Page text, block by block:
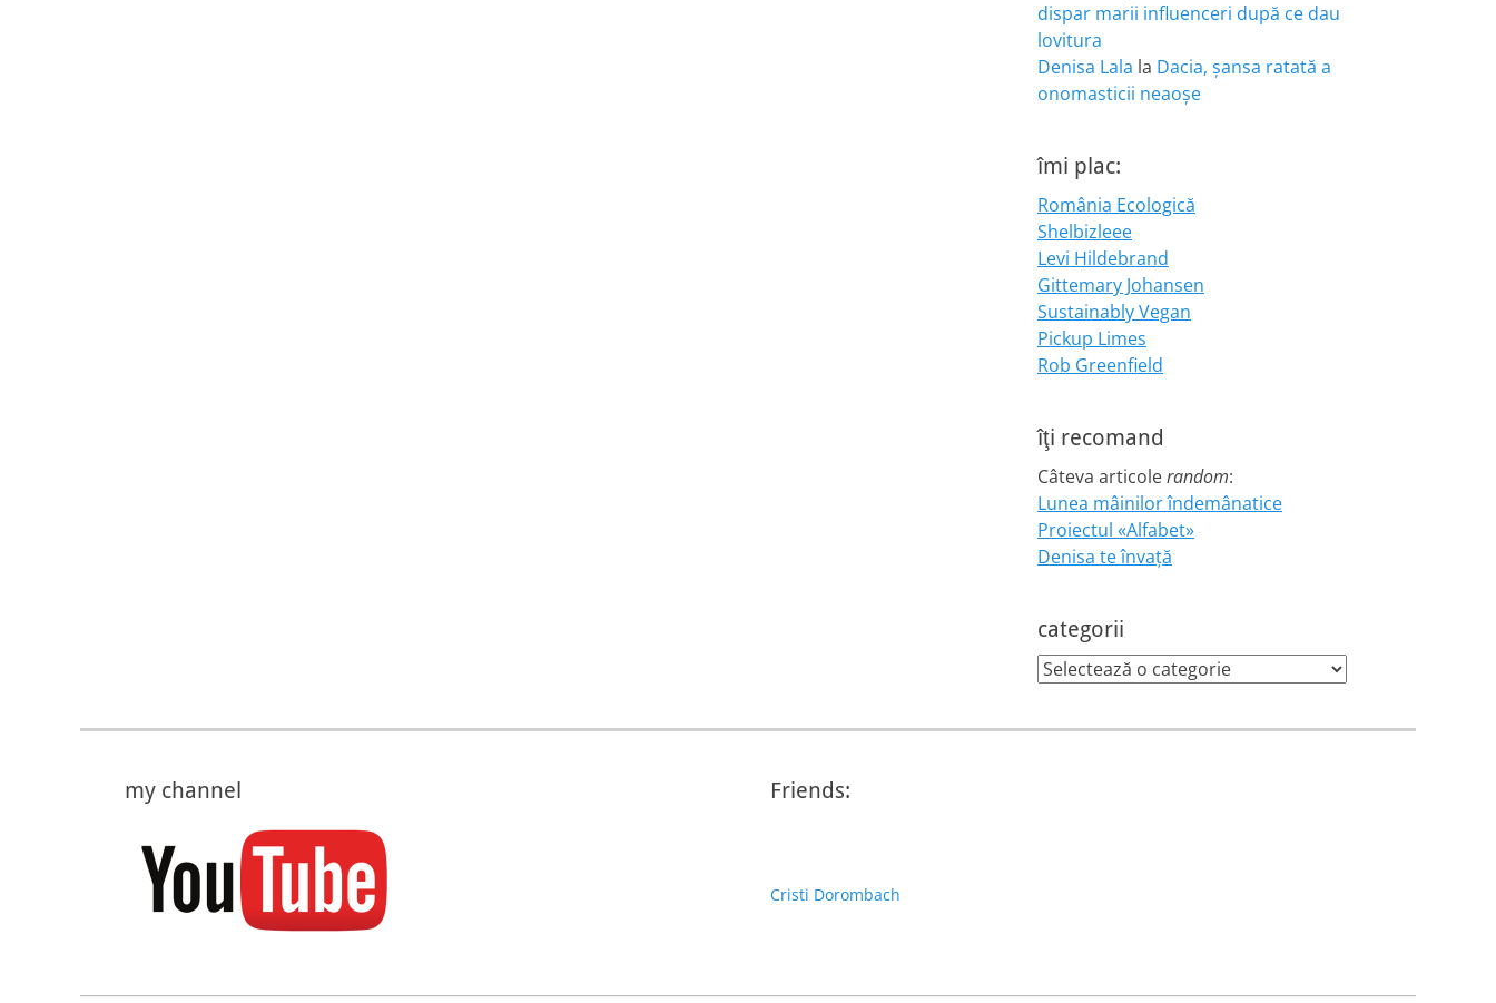
dispar marii influenceri după ce dau
lovitura
Denisa Lala la Dacia, șansa ratată a
onomasticii neaoșe
îmi plac:
România Ecologică
Shelbizleee
Levi Hildebrand
Gittemary Johansen
Sustainably Vegan
Pickup Limes
Rob Greenfield
îţi recomand
Câteva articolerandom:
Lunea mâinilor îndemânatice
Proiectul «Alfabet»
Denisa te învaţă
categorii
categorii
my channel Friends:
Cristi Dorombach